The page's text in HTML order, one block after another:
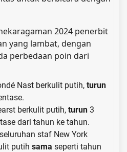
2024 penerbit
yang lambat, dengan
perbedaan poin dari
Nast berkulit putih, turun
berkulit putih, turun 3
dari tahun ke tahun.
staf New York
putih sama seperti tahun